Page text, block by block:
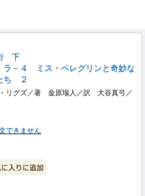
下
－４ ミス・ペレグリンと奇妙な
ち ２
リグズ／著 金原瑞人／訳 大谷真弓／
できません